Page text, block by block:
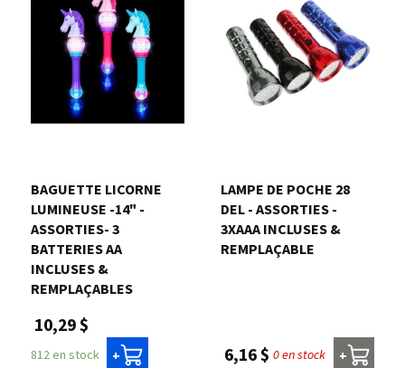
BAGUETTE LICORNE
LUMINEUSE -14" -
ASSORTIES- 3
BATTERIES AA
INCLUSES &
REMPLAÇABLES
10,29 $
812 en stock +
LAMPE DE POCHE 28
DEL - ASSORTIES -
3XAAA INCLUSES &
REMPLAÇABLE
6,16 $ 0 en stock +